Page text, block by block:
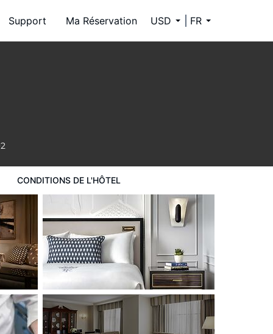
Support Ma Réservation USD FR
CONDITIONS DE L'HÔTEL